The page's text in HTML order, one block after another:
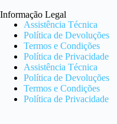
Informação Legal
Assistência Técnica
Política de Devoluções
Termos e Condições
Política de Privacidade
Assistência Técnica
Política de Devoluções
Termos e Condições
Política de Privacidade